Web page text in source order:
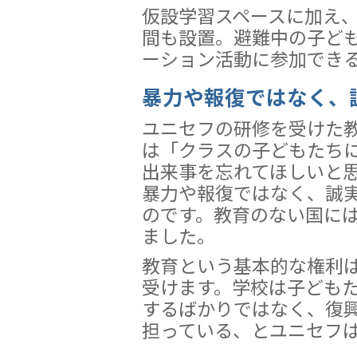
仮設学習スペースに加え
間も設置。避難中の子ど
ーション活動に参加でき
暴力や報復ではなく
ユニセフの研修を受けた
は「クラスの子どもたち
出来事を忘れてほしいと
暴力や報復ではなく、誠
のです。教育のない国に
ました。
教育という基本的な権利
受けます。学校は子ども
するばかりではなく、復
担っている、とユニセフ